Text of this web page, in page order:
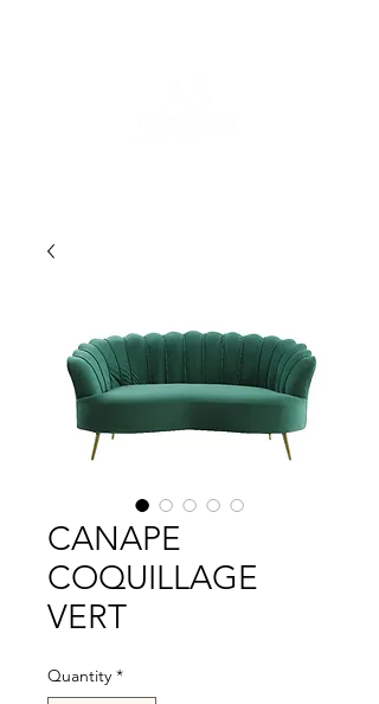
CANAPE
COQUILLAGE
VERT
Quantity *